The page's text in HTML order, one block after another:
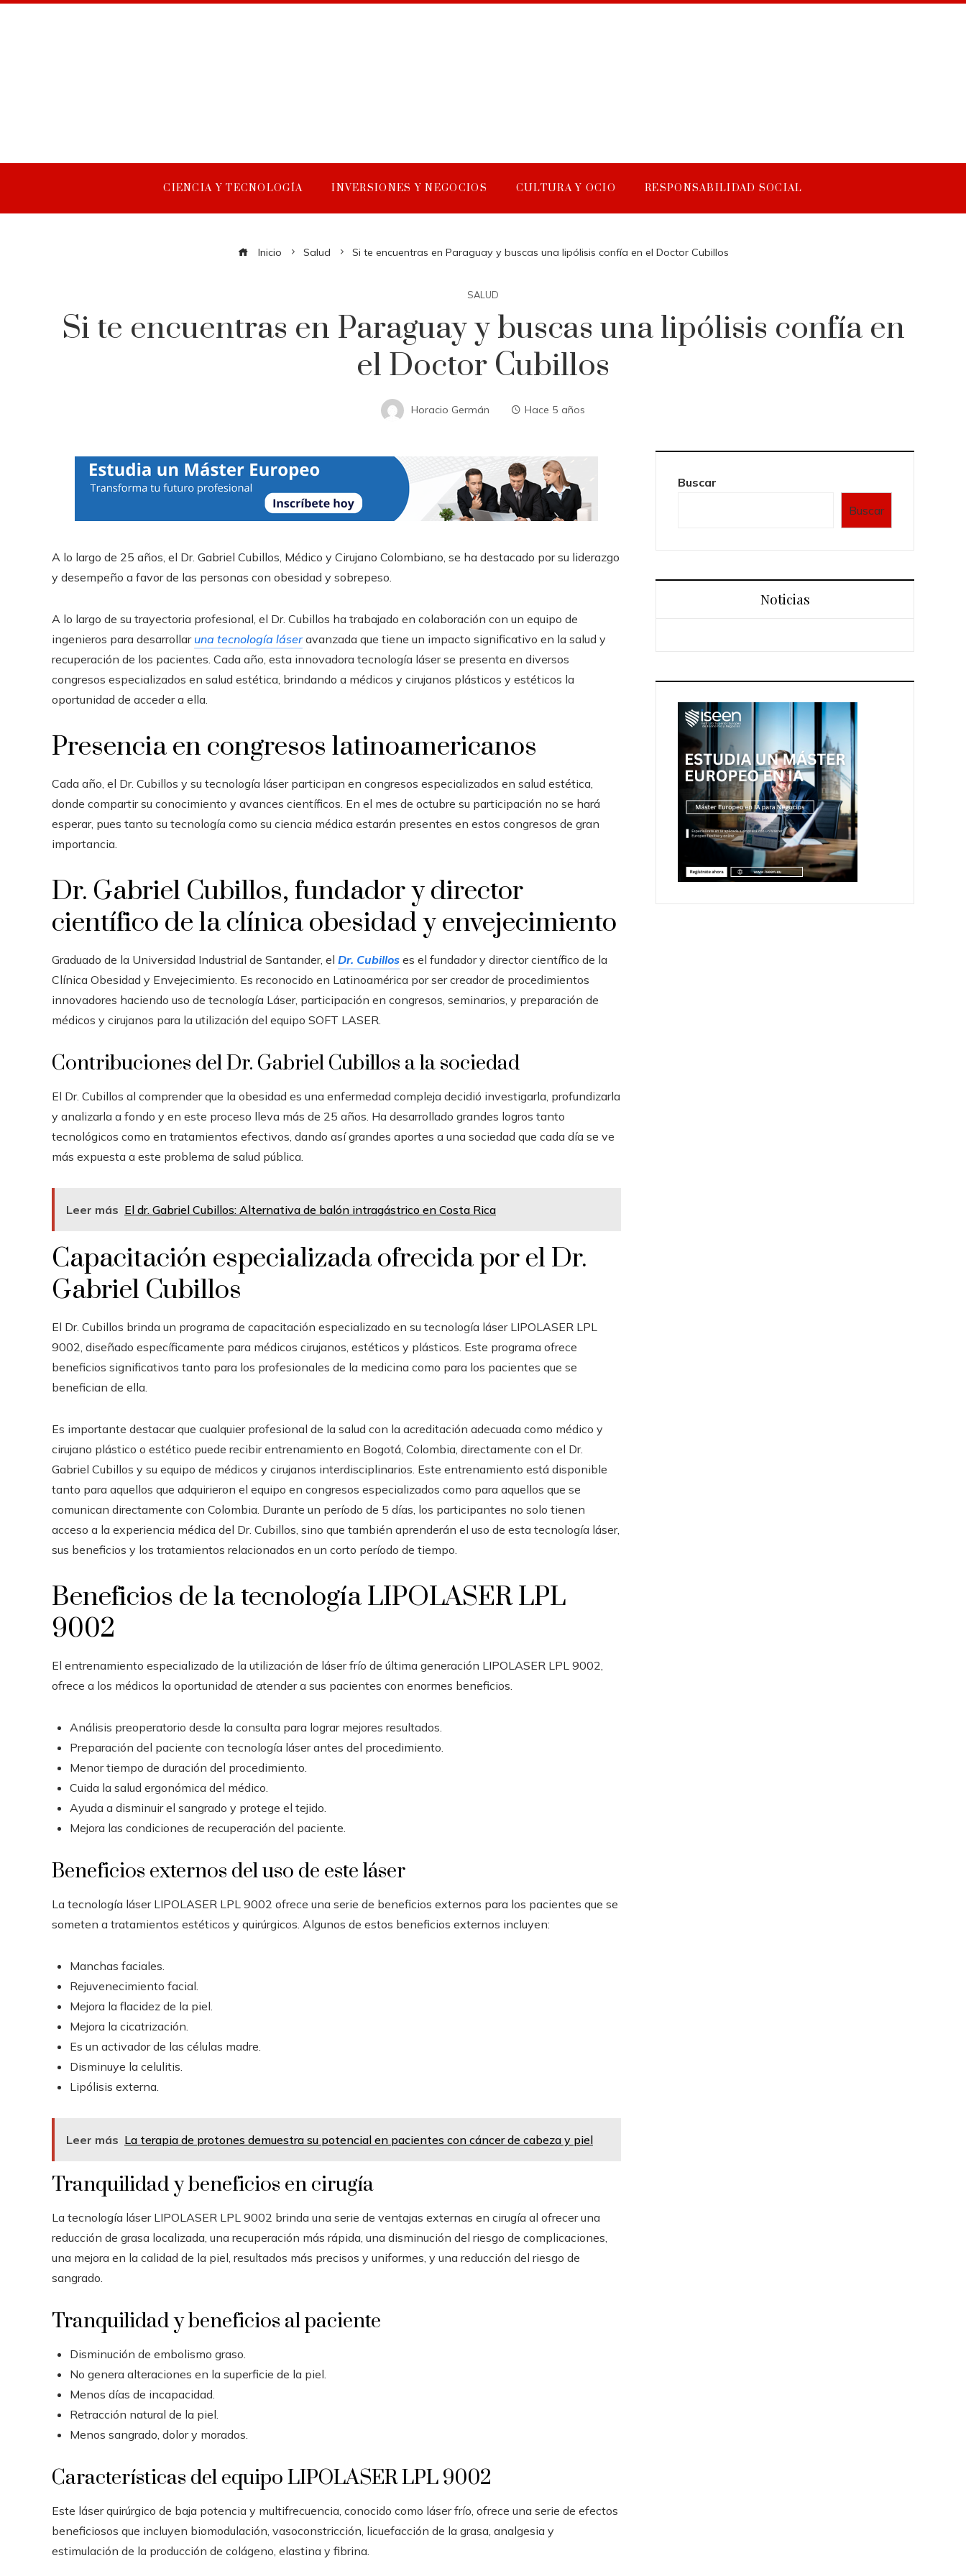
CIENCIA Y TECNOLOGÍA INVERSIONES Y NEGOCIOS CULTURA Y OCIO RESPONSABILIDAD SOCIAL
Inicio Salud Si te encuentras en Paraguay y buscas una lipólisis confía en el Doctor Cubillos
SALUD
Si te encuentras en Paraguay y buscas una lipólisis confía en
el Doctor Cubillos
Horacio Germán Hace 5 años
A lo largo de 25 años, el Dr. Gabriel Cubillos, Médico y Cirujano Colombiano, se ha destacado por su liderazgo
y desempeño a favor de las personas con obesidad y sobrepeso.
A lo largo de su trayectoria profesional, el Dr. Cubillos ha trabajado en colaboración con un equipo de
ingenieros para desarrollar una tecnología láseravanzada que tiene un impacto significativo en la salud y
recuperación de los pacientes. Cada año, esta innovadora tecnología láser se presenta en diversos
congresos especializados en salud estética, brindando a médicos y cirujanos plásticos y estéticos la
oportunidad de acceder a ella.
Presencia en congresos latinoamericanos
Cada año, el Dr. Cubillos y su tecnología láser participan en congresos especializados en salud estética,
donde compartir su conocimiento y avances científicos. En el mes de octubre su participación no se hará
esperar, pues tanto su tecnología como su ciencia médica estarán presentes en estos congresos de gran
importancia.
Dr. Gabriel Cubillos, fundador y director
científico de la clínica obesidad y envejecimiento
Graduado de la Universidad Industrial de Santander, el Dr. Cubillos es el fundador y director científico de la
Clínica Obesidad y Envejecimiento. Es reconocido en Latinoamérica por ser creador de procedimientos
innovadores haciendo uso de tecnología Láser, participación en congresos, seminarios, y preparación de
médicos y cirujanos para la utilización del equipo SOFT LASER.
Contribuciones del Dr. Gabriel Cubillos a la sociedad
El Dr. Cubillos al comprender que la obesidad es una enfermedad compleja decidió investigarla, profundizarla
y analizarla a fondo y en este proceso lleva más de 25 años. Ha desarrollado grandes logros tanto
tecnológicos como en tratamientos efectivos, dando así grandes aportes a una sociedad que cada día se ve
más expuesta a este problema de salud pública.
Leer más El dr. Gabriel Cubillos: Alternativa de balón intragástrico en Costa Rica
Capacitación especializada ofrecida por el Dr.
Gabriel Cubillos
El Dr. Cubillos brinda un programa de capacitación especializado en su tecnología láser LIPOLASER LPL
9002, diseñado específicamente para médicos cirujanos, estéticos y plásticos. Este programa ofrece
beneficios significativos tanto para los profesionales de la medicina como para los pacientes que se
benefician de ella.
Es importante destacar que cualquier profesional de la salud con la acreditación adecuada como médico y
cirujano plástico o estético puede recibir entrenamiento en Bogotá, Colombia, directamente con el Dr.
Gabriel Cubillos y su equipo de médicos y cirujanos interdisciplinarios. Este entrenamiento está disponible
tanto para aquellos que adquirieron el equipo en congresos especializados como para aquellos que se
comunican directamente con Colombia. Durante un período de 5 días, los participantes no solo tienen
acceso a la experiencia médica del Dr. Cubillos, sino que también aprenderán el uso de esta tecnología láser,
sus beneficios y los tratamientos relacionados en un corto período de tiempo.
Beneficios de la tecnología LIPOLASER LPL
9002
El entrenamiento especializado de la utilización de láser frío de última generación LIPOLASER LPL 9002,
ofrece a los médicos la oportunidad de atender a sus pacientes con enormes beneficios.
Análisis preoperatorio desde la consulta para lograr mejores resultados.
Preparación del paciente con tecnología láser antes del procedimiento.
Menor tiempo de duración del procedimiento.
Cuida la salud ergonómica del médico.
Ayuda a disminuir el sangrado y protege el tejido.
Mejora las condiciones de recuperación del paciente.
Beneficios externos del uso de este láser
La tecnología láser LIPOLASER LPL 9002 ofrece una serie de beneficios externos para los pacientes que se
someten a tratamientos estéticos y quirúrgicos. Algunos de estos beneficios externos incluyen:
Manchas faciales.
Rejuvenecimiento facial.
Mejora la flacidez de la piel.
Mejora la cicatrización.
Es un activador de las células madre.
Disminuye la celulitis.
Lipólisis externa.
Leer más La terapia de protones demuestra su potencial en pacientes con cáncer de cabeza y piel
Tranquilidad y beneficios en cirugía
La tecnología láser LIPOLASER LPL 9002 brinda una serie de ventajas externas en cirugía al ofrecer una
reducción de grasa localizada, una recuperación más rápida, una disminución del riesgo de complicaciones,
una mejora en la calidad de la piel, resultados más precisos y uniformes, y una reducción del riesgo de
sangrado.
Tranquilidad y beneficios al paciente
Disminución de embolismo graso.
No genera alteraciones en la superficie de la piel.
Menos días de incapacidad.
Retracción natural de la piel.
Menos sangrado, dolor y morados.
Características del equipo LIPOLASER LPL 9002
Este láser quirúrgico de baja potencia y multifrecuencia, conocido como láser frío, ofrece una serie de efectos
beneficiosos que incluyen biomodulación, vasoconstricción, licuefacción de la grasa, analgesia y
estimulación de la producción de colágeno, elastina y fibrina.
Buscar
Buscar
Noticias